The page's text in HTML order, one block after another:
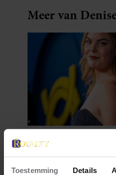
Toestemming Details
Meer van
28 april 2026
DÍT ZIJN
RESTAURANTS